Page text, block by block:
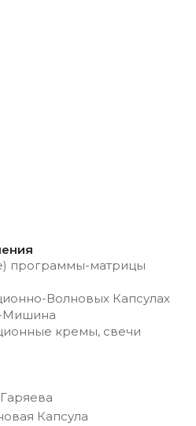
программы-матрицы
Волновых Капсулах
Мишина
кремы, свечи
Капсула